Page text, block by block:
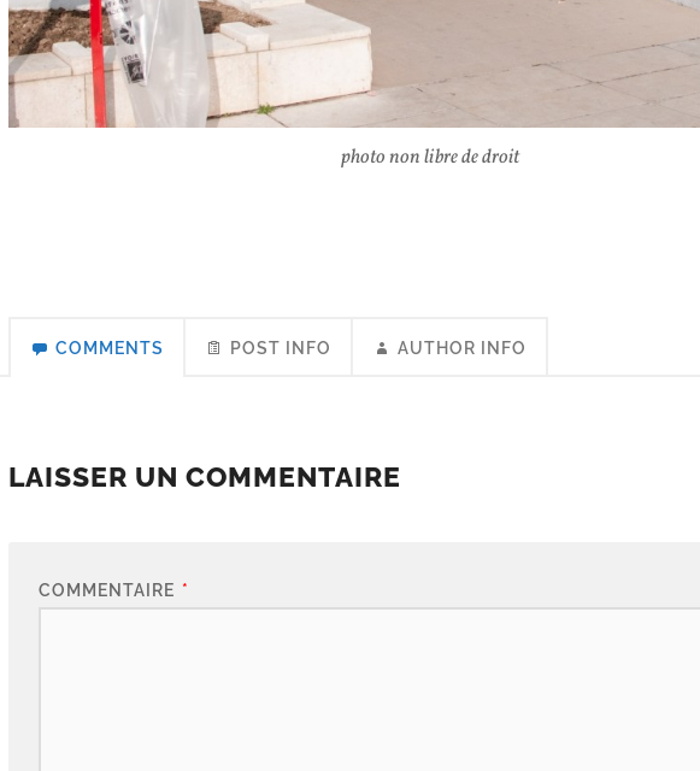
photo non libre de droit
COMMENTS POST INFO AUTHOR INFO
LAISSER UN COMMENTAIRE
COMMENTAIRE *